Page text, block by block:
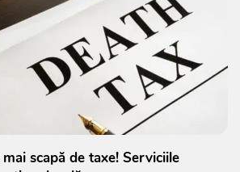
scapă de taxe! Serviciile